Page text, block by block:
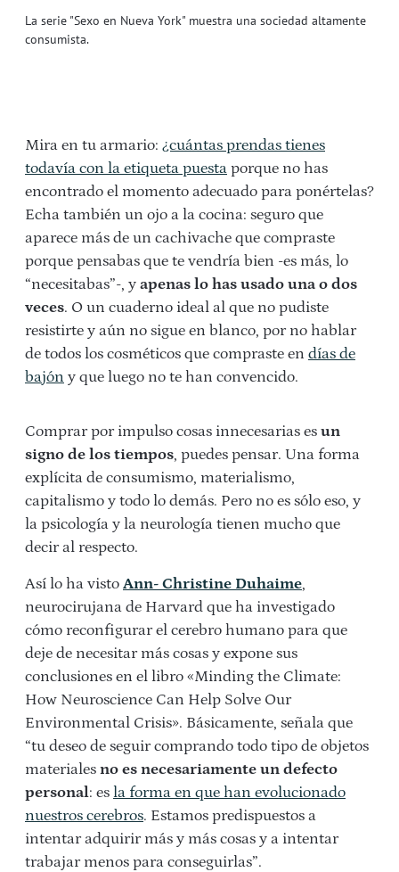
La serie "Sexo en Nueva York" muestra una sociedad altamente
consumista.
Mira en tu armario: ¿cuántas prendas tienes
todavía con la etiqueta puesta porque no has
encontrado el momento adecuado para ponértelas?
Echa también un ojo a la cocina: seguro que
aparece más de un cachivache que compraste
porque pensabas que te vendría bien -es más, lo
“necesitabas”-, y apenas lo has usado una o dos
veces. O un cuaderno ideal al que no pudiste
resistirte y aún no sigue en blanco, por no hablar
de todos los cosméticos que compraste en días de
bajón y que luego no te han convencido.
Comprar por impulso cosas innecesarias es un
signo de los tiempos, puedes pensar. Una forma
explícita de consumismo, materialismo,
capitalismo y todo lo demás. Pero no es sólo eso, y
la psicología y la neurología tienen mucho que
decir al respecto.
Así lo ha visto Ann- Christine Duhaime,
neurocirujana de Harvard que ha investigado
cómo reconfigurar el cerebro humano para que
deje de necesitar más cosas y expone sus
conclusiones en el libro «Minding the Climate:
How Neuroscience Can Help Solve Our
Environmental Crisis». Básicamente, señala que
“tu deseo de seguir comprando todo tipo de objetos
materiales no es necesariamente un defecto
personal: es la forma en que han evolucionado
nuestros cerebros. Estamos predispuestos a
intentar adquirir más y más cosas y a intentar
trabajar menos para conseguirlas”.